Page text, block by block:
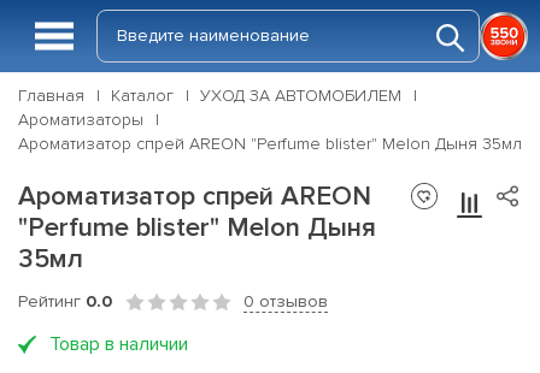
Главная Каталог
УХОД ЗА АВТОМОБИЛЕМ
Ароматизаторы
Ароматизатор спрей AREON "Perfume blister" Melon Дыня 35мл
Ароматизатор спрей AREON
"Perfume blister" Melon Дыня
35мл
Рейтинг 0.0 0 отзывов
Товар в наличии